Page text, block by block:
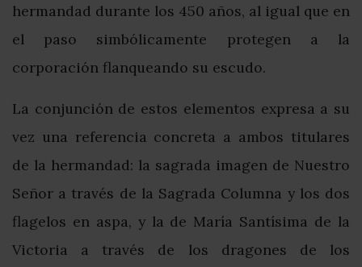
hermandad durante los 450 años, al igual que en
el paso simbólicamente protegen a la
corporación flanqueando su escudo.
La conjunción de estos elementos expresa a su
vez una referencia concreta a ambos titulares
de la hermandad: la sagrada imagen de Nuestro
Señor a través de la Sagrada Columna y los dos
flagelos en aspa, y la de María Santísima de la
Victoria a través de los dragones de los